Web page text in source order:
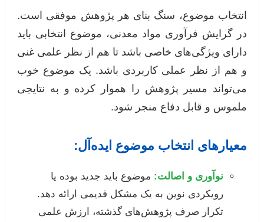
انتخاب موضوع، سنگ بنای هر پژوهش موفقی است.
در گرایش فرآوری مواد معدنی، موضوع انتخابی باید
دارای ویژگی‌های خاصی باشد تا هم از نظر علمی غنی
و هم از نظر عملی کاربردی باشد. یک موضوع خوب
می‌تواند مسیر پژوهش را هموار کرده و به نتایجی
ملموس و قابل دفاع منجر شود.
معیارهای انتخاب موضوع ایده‌آل:
نوآوری و اصالت: موضوع باید جدید بوده یا
رویکردی نوین به یک مشکل قدیمی ارائه دهد.
تکرار صرف پژوهش‌های گذشته، ارزش علمی